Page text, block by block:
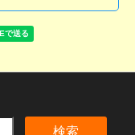
検索